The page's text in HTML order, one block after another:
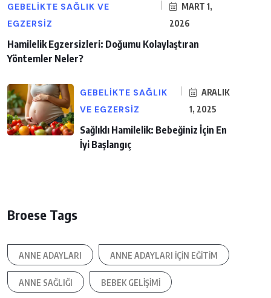
GEBELIKTE SAĞLIK VE
EGZERSIZ
MART 1,
2026
Hamilelik Egzersizleri: Doğumu Kolaylaştıran
Yöntemler Neler?
GEBELIKTE SAĞLIK
VE EGZERSIZ
ARALIK
1, 2025
Sağlıklı Hamilelik: Bebeğiniz İçin En
İyi Başlangıç
Broese Tags
ANNE ADAYLARI ANNE ADAYLARI IÇIN EĞITIM
ANNE SAĞLIĞI BEBEK GELIŞIMI